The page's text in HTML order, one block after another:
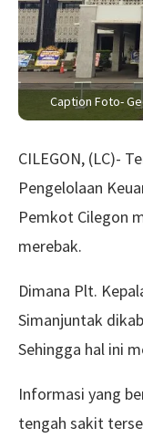
Caption Foto-
CILEGON, (LC)-
Pengelolaan
Pemkot Cilegon
merebak.
Dimana Plt.
Simanjuntak
Sehingga hal ini
Informasi yang
tengah sakit